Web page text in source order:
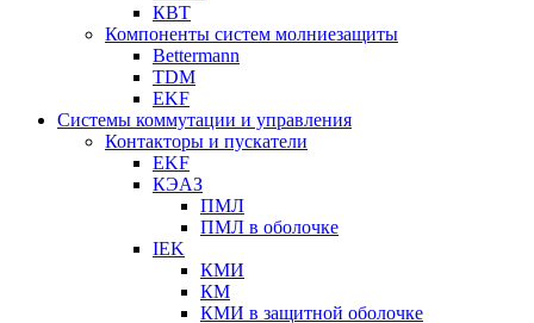
КВТ
Компоненты систем молниезащиты
Bettermann
TDM
EKF
Системы коммутации и управления
Контакторы и пускатели
EKF
КЭАЗ
ПМЛ
ПМЛ в оболочке
IEK
КМИ
КМ
КМИ в защитной оболочке